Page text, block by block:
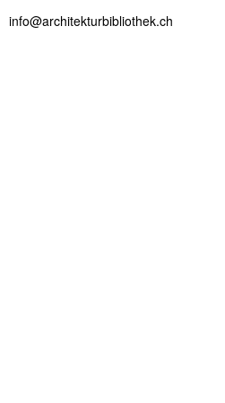
info@architekturbibliothek.ch